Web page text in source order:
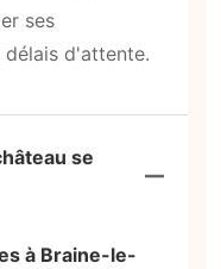
ses
d'attente.
se
à Braine-le-